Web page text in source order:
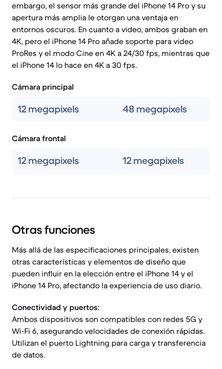
embargo, el sensor más grande del iPhone 14 Pro y su
apertura más amplia le otorgan una ventaja en
entornos oscuros. En cuanto a video, ambos graban en
4K, pero el iPhone 14 Pro añade soporte para video
ProRes y el modo Cine en 4K a 24/30 fps, mientras que
el iPhone 14 lo hace en 4K a 30 fps.
Cámara principal
12 megapixels 48 megapixels
Cámara frontal
12 megapixels 12 megapixels
Otras funciones
Más allá de las especificaciones principales, existen
otras características y elementos de diseño que
pueden influir en la elección entre el iPhone 14 y el
iPhone 14 Pro, afectando la experiencia de uso diario.
Conectividad y puertos:
Ambos dispositivos son compatibles con redes 5G y
Wi-Fi 6, asegurando velocidades de conexión rápidas.
Utilizan el puerto Lightning para carga y transferencia
de datos.